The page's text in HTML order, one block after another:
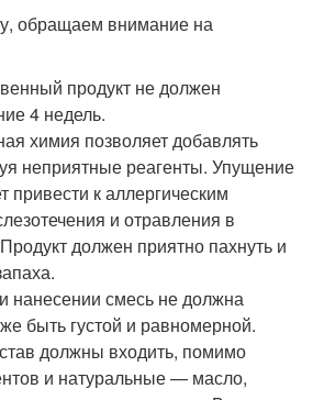
обращаем внимание на
продукт не должен
4 недель.
химия позволяет добавлять
неприятные реагенты. Упущение
привести к аллергическим
и отравления в
должен приятно пахнуть и
нанесении смесь не должна
быть густой и равномерной.
должны входить, помимо
и натуральные — масло,